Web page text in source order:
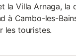
la Villa Arnaga, la
à Cambo-les-
les touristes.